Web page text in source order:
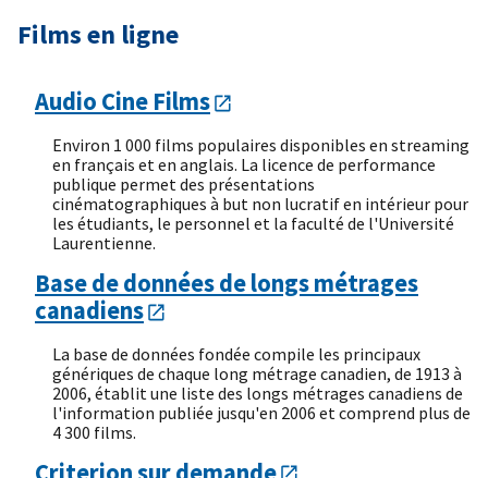
Films en ligne
Audio Cine Films
Environ 1 000 films populaires disponibles en streaming
en français et en anglais. La licence de performance
publique permet des présentations
cinématographiques à but non lucratif en intérieur pour
les étudiants, le personnel et la faculté de l'Université
Laurentienne.
Base de données de longs métrages
canadiens
La base de données fondée compile les principaux
génériques de chaque long métrage canadien, de 1913 à
2006, établit une liste des longs métrages canadiens de
l'information publiée jusqu'en 2006 et comprend plus de
4 300 films.